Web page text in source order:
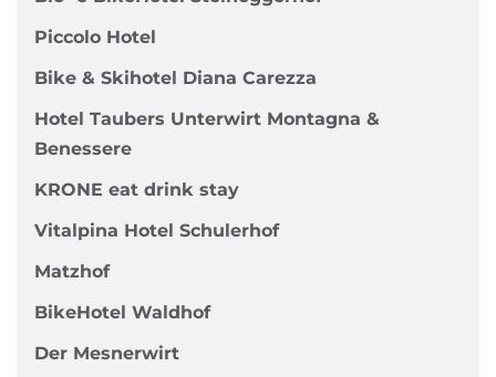
Piccolo Hotel
Bike & Skihotel Diana Carezza
Hotel Taubers Unterwirt Montagna &
Benessere
KRONE eat drink stay
Vitalpina Hotel Schulerhof
Matzhof
BikeHotel Waldhof
Der Mesnerwirt